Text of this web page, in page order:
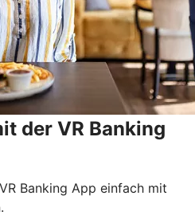
der VR Banking
Banking App einfach mit